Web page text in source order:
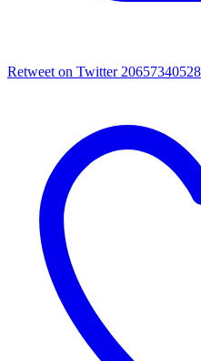
Retweet on Twitter